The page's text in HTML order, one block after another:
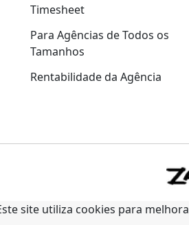
Timesheet
Para Agências de Todos os
Tamanhos
Rentabilidade da Agência
site utiliza cookies para